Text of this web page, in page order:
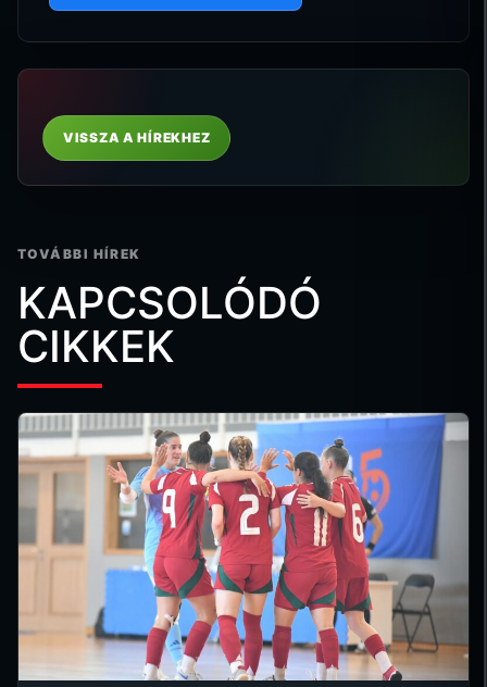
VISSZA A HÍREKHEZ
TOVÁBBI HÍREK
KAPCSOLÓDÓ
CIKKEK